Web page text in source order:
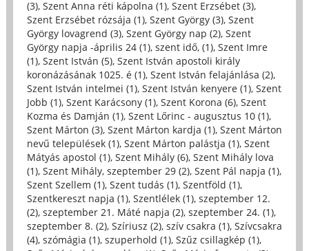
(3), Szent Anna réti kápolna (1), Szent Erzsébet (3),
Szent Erzsébet rózsája (1), Szent György (3), Szent
György lovagrend (3), Szent György nap (2), Szent
György napja -április 24 (1), szent idő, (1), Szent Imre
(1), Szent István (5), Szent István apostoli király
koronázásának 1025. é (1), Szent István felajánlása (2),
Szent István intelmei (1), Szent István kenyere (1), Szent
Jobb (1), Szent Karácsony (1), Szent Korona (6), Szent
Kozma és Damján (1), Szent Lőrinc - augusztus 10 (1),
Szent Márton (3), Szent Márton kardja (1), Szent Márton
nevű települések (1), Szent Márton palástja (1), Szent
Mátyás apostol (1), Szent Mihály (6), Szent Mihály lova
(1), Szent Mihály, szeptember 29 (2), Szent Pál napja (1),
Szent Szellem (1), Szent tudás (1), Szentföld (1),
Szentkereszt napja (1), Szentlélek (1), szeptember 12.
(2), szeptember 21. Máté napja (2), szeptember 24. (1),
szeptember 8. (2), Szíriusz (2), szív csakra (1), Szívcsakra
(4), szómágia (1), szuperhold (1), Szűz csillagkép (1),